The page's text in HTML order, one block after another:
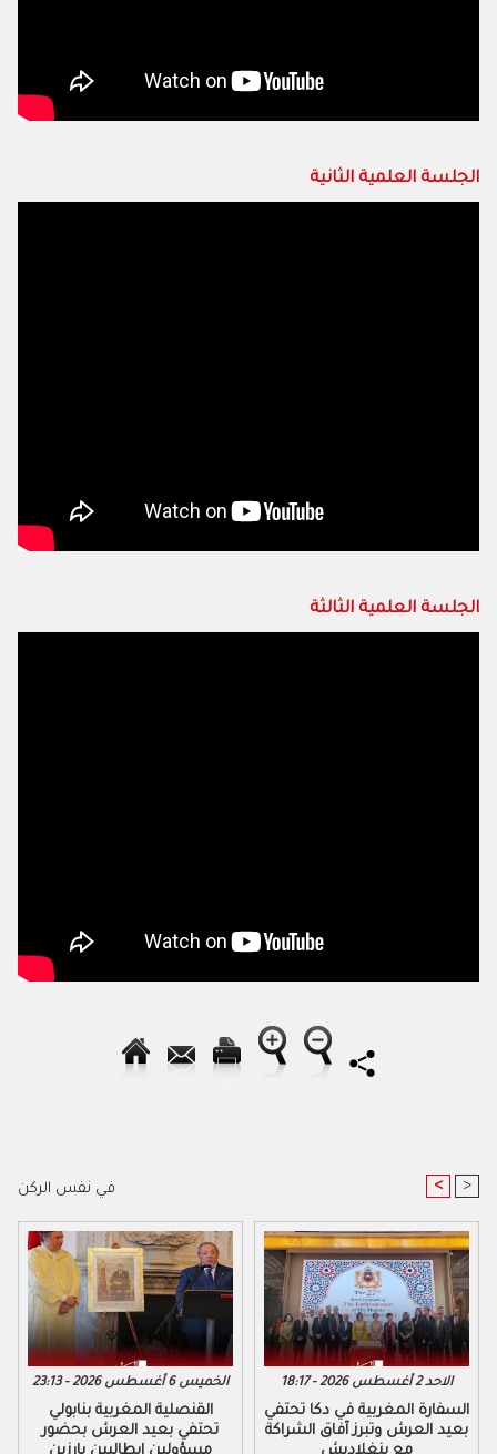
الجلسة العلمية الثانية
الجلسة العلمية الثالثة
في نفس الركن < >
الخميس 6 أغسطس 2026 - 23:13
القنصلية المغربية بنابولي
تحتفي بعيد العرش بحضور
الاحد 2 أغسطس 2026 - 18:17
السفارة المغربية في دكا تحتفي
بعيد العرش وتبرز آفاق الشراكة